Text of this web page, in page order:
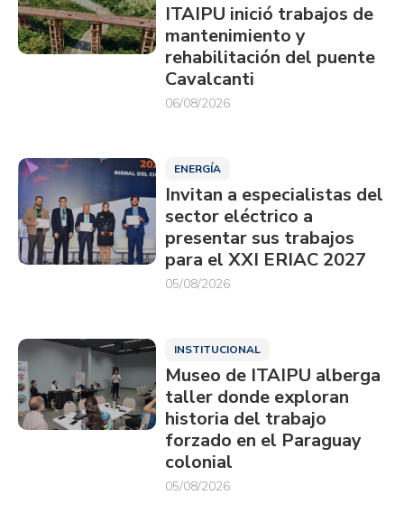
ITAIPU inició trabajos de
mantenimiento y
rehabilitación del puente
Cavalcanti
06/08/2026
ENERGÍA
Invitan a especialistas del
sector eléctrico a
presentar sus trabajos
para el XXI ERIAC 2027
05/08/2026
INSTITUCIONAL
Museo de ITAIPU alberga
taller donde exploran
historia del trabajo
forzado en el Paraguay
colonial
05/08/2026